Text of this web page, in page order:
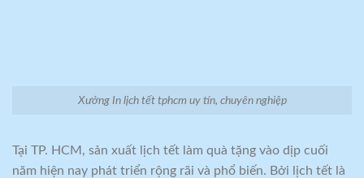
Xưởng In lịch tết tphcm uy tín, chuyên nghiệp
Tại TP. HCM, sản xuất lịch tết làm quà tặng vào dịp cuối
năm hiện nay phát triển rộng rãi và phổ biến. Bởi lịch tết là